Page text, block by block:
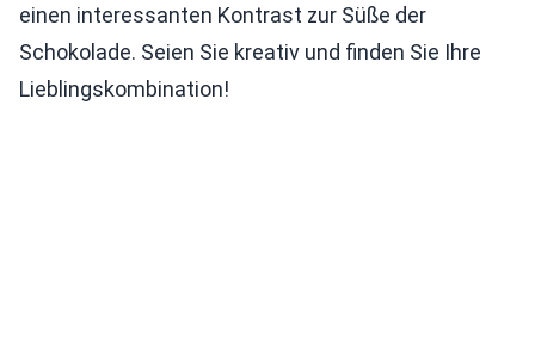
einen interessanten Kontrast zur Süße der
Schokolade. Seien Sie kreativ und finden Sie Ihre
Lieblingskombination!